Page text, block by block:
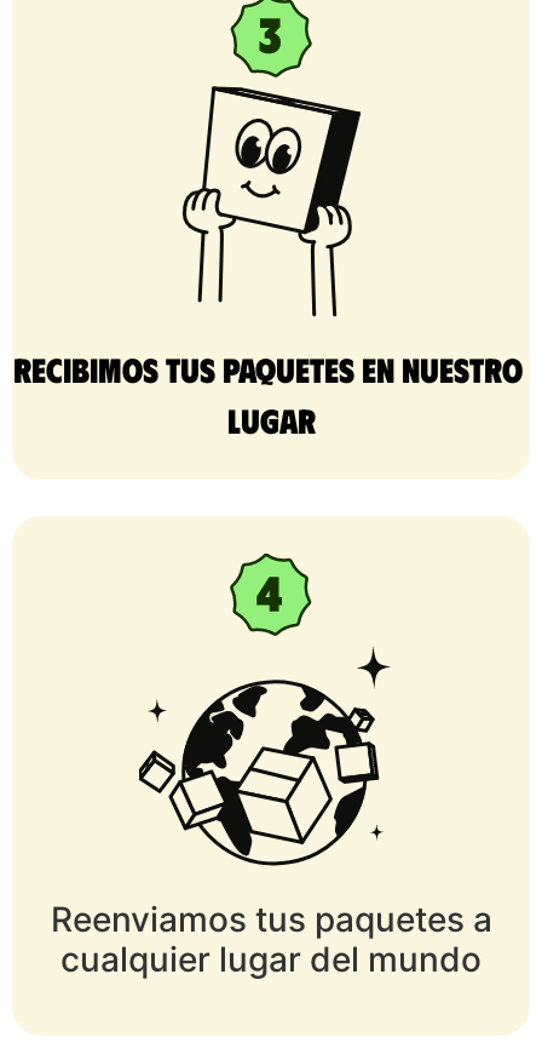
Recibimos tus paquetes en nuestro
lugar
Reenviamos tus paquetes a
cualquier lugar del mundo